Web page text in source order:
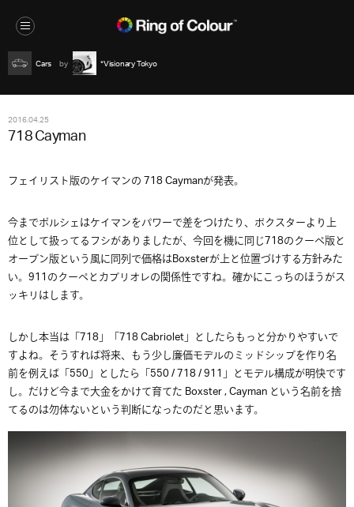
Cars *Visionary Tokyo
2016.04.25
718 Cayman
フェイリスト版のケイマンの 718 Caymanが発表。
今までポルシェはケイマンをパワーで差をつけたり、ボクスターより上
位として扱ってるフシがありましたが、今回を機に同じ718のクーぺ版と
オープン版という風に同列で価格はBoxsterが上と位置づけする方針みた
い。911のクーぺとカブリオレの関係性ですね。確かにこっちのほうがス
ッキリはします。
しかし本当は「718」「718 Cabriolet」としたらもっと分かりやすいで
すよね。そうすれば将来、もう少し廉価モデルのミッドシップを作り名
前を例えば「550」としたら「550 / 718 / 911」とモデル構成が明快です
し。だけど今まで大金をかけて育てた Boxster , Cayman という名前を捨
てるのは勿体ないという判断になったのだと思います。